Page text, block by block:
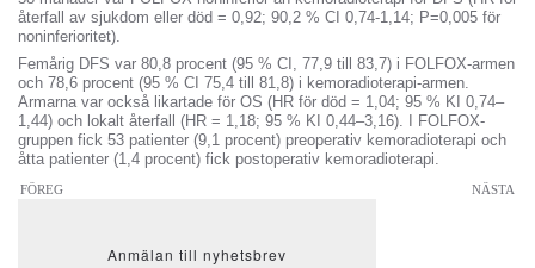
återfall av sjukdom eller död = 0,92; 90,2 % CI 0,74-1,14; P=0,005 för
noninferioritet).
Femårig DFS var 80,8 procent (95 % CI, 77,9 till 83,7) i FOLFOX-armen
och 78,6 procent (95 % CI 75,4 till 81,8) i kemoradioterapi-armen.
Armarna var också likartade för OS (HR för död = 1,04; 95 % KI 0,74–
1,44) och lokalt återfall (HR = 1,18; 95 % KI 0,44–3,16). I FOLFOX-
gruppen fick 53 patienter (9,1 procent) preoperativ kemoradioterapi och
åtta patienter (1,4 procent) fick postoperativ kemoradioterapi.
FÖREG NÄSTA
Anmälan till nyhetsbrev